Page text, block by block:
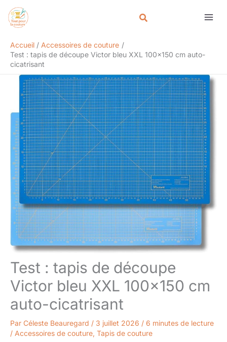
Accueil
Accessoires de couture
Test : tapis de découpe Victor bleu XXL 100×150 cm auto-
cicatrisant
Test : tapis de découpe
Victor bleu XXL 100×150 cm
auto-cicatrisant
Par Céleste Beauregard / 3 juillet 2026 / 6 minutes de lecture
/ Accessoires de couture, Tapis de couture
Rechercher